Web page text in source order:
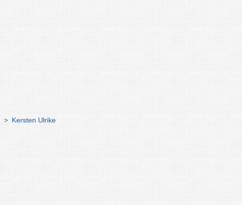
> Kersten Ulrike